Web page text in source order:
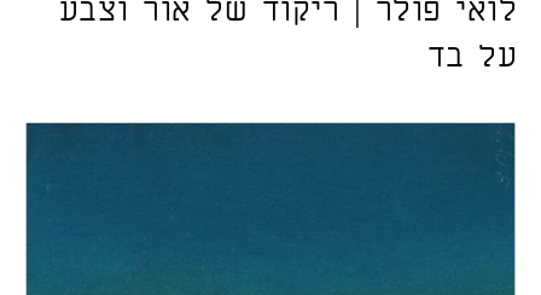
לואי פולר | ריקוד של אור וצבע
על בד